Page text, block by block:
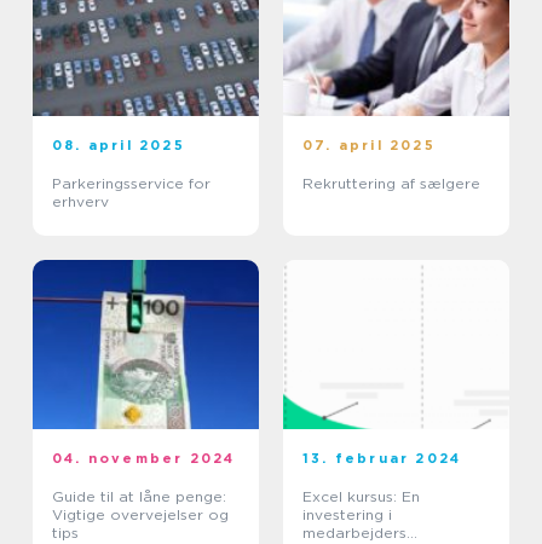
08. april 2025
Parkeringsservice for
erhverv
07. april 2025
Rekruttering af sælgere
04. november 2024
Guide til at låne penge:
Vigtige overvejelser og
tips
13. februar 2024
Excel kursus: En
investering i
medarbejders